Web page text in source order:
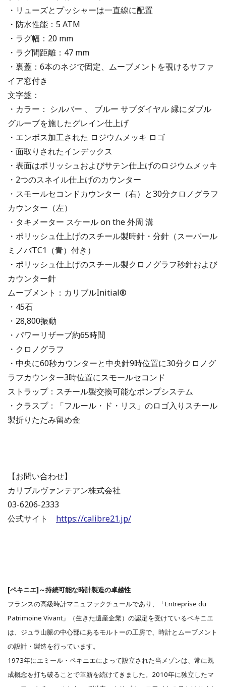
・リューズとプッシャーは一直線に配置
・防水性能：5 ATM
・ラグ幅：20 mm
・ラグ間距離：47 mm
・裏蓋：6本のネジで固定、ムーブメントを覗けるサファ
イア窓付き
文字盤：
・カラー： シルバー 、 ブルー サブダイヤル 縁にダブル
グルーブを施したグレイン仕上げ
・エンボス加工された ロジウムメッキ ロゴ
・面取りされたインデックス
・表面はポリッシュおよびサテン仕上げのロジウムメッキ
・2つのスネイル仕上げのカウンター
・スモールセコンドカウンター（右）と30分クロノグラフ
カウンター（左）
・タキメーター スケール on the 外周 溝
・ポリッシュ仕上げのスチール製時針・分針（スーパール
ミノバTC1（青）付き）
・ポリッシュ仕上げのスチール製クロノグラフ秒針および
カウンター針
ムーブメント：カリブルInitial®
・45石
・28,800振動
・パワーリザーブ約65時間
・クロノグラフ
・中央に60秒カウンターと中央針9時位置に30分クロノグ
ラフカウンター3時位置にスモールセコンド
ストラップ：スチール製交換可能なポンプシステム
・クラスプ：「フルール・ド・リス」のロゴ入りスチール
製折りたたみ留め金
【お問い合わせ】
カリブルヴァンテアン株式会社
03-6206-2333
公式サイト https://calibre21.jp/
[ペキニエ]～持続可能な時計製造の卓越性
フランスの高級時計マニュファクチュールであり、「Entreprise du
Patrimoine Vivant」（生きた遺産企業）の認定を受けているペキニエ
は、ジュラ山脈の中心部にあるモルトーの工房で、時計とムーブメント
の設計・製造を行っています。
1973年にエミール・ペキニエによって設立された当メゾンは、常に既
成概念を打ち破ることで革新を続けてきました。2010年に独立したマ